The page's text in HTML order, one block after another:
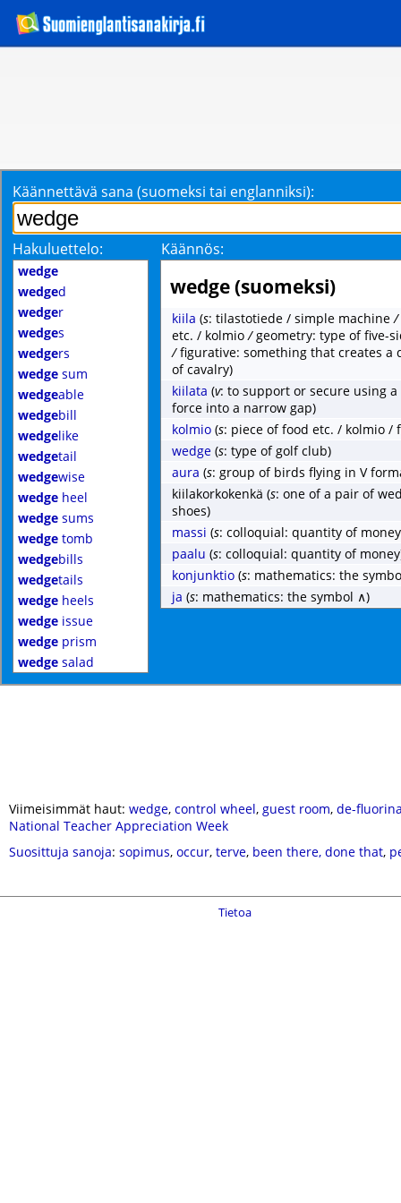
Käännettävä sana (suomeksi tai englanniksi):
Hakuluettelo: Käännös:
wedge
wedged
wedger
wedges
wedgers
wedge sum
wedgeable
wedgebill
wedgelike
wedgetail
wedgewise
wedge heel
wedge sums
wedge tomb
wedgebills
wedgetails
wedge heels
wedge issue
wedge prism
wedge salad
wedge (suomeksi)
kiila (s: tilastotiede / simple machine/
etc. / kolmio/geometry: type of five-
/figurative: something that creates a
of cavalry)
kiilata (v: to support or secure using
force into a narrow gap)
kolmio (s: piece of food etc. / kolmio /
wedge (s: type of golf club)
aura (s: group of birds flying in V
kiilakorkokenkä (s: one of a pair of
shoes)
massi (s: colloquial: quantity of
paalu (s: colloquial: quantity of
konjunktio (s: mathematics: the
ja (s: mathematics: the symbol ∧)
Viimeisimmät haut: wedge, control wheel, guest room, de-
National Teacher Appreciation Week
Suosittuja sanoja: sopimus, occur, terve, been there, done that,
Tietoa